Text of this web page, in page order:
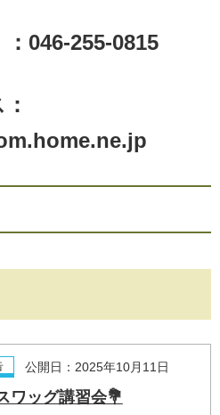
255-0815
公開日：2025年10月11日
ワッグ講習会💐